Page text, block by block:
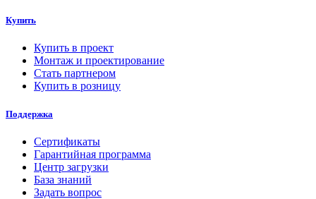
Купить
Купить в проект
Монтаж и проектирование
Стать партнером
Купить в розницу
Поддержка
Сертификаты
Гарантийная программа
Центр загрузки
База знаний
Задать вопрос